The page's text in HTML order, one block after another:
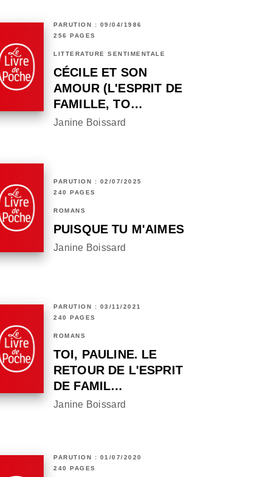
PARUTION : 09/04/1986
256 PAGES
LITTÉRATURE SENTIMENTALE
CÉCILE ET SON
AMOUR (L'ESPRIT DE
FAMILLE, TO…
Janine Boissard
PARUTION : 02/07/2025
240 PAGES
ROMANS
PUISQUE TU M'AIMES
Janine Boissard
PARUTION : 03/11/2021
240 PAGES
ROMANS
TOI, PAULINE. LE
RETOUR DE L'ESPRIT
DE FAMIL…
Janine Boissard
PARUTION : 01/07/2020
240 PAGES